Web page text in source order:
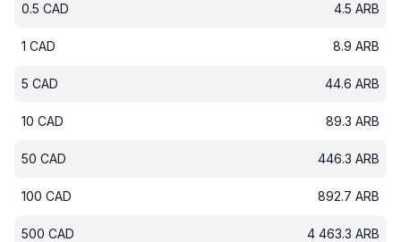
0.5 CAD 4.5 ARB
1 CAD 8.9 ARB
5 CAD 44.6 ARB
10 CAD 89.3 ARB
50 CAD 446.3 ARB
100 CAD 892.7 ARB
500 CAD 4 463.3 ARB